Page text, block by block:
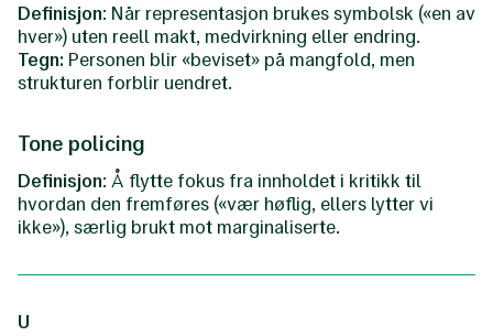
Definisjon: Når representasjon brukes symbolsk («en av
hver») uten reell makt, medvirkning eller endring.
Tegn: Personen blir «beviset» på mangfold, men
strukturen forblir uendret.
Tone policing
Definisjon: Å flytte fokus fra innholdet i kritikk til
hvordan den fremføres («vær høflig, ellers lytter vi
ikke»), særlig brukt mot marginaliserte.
U